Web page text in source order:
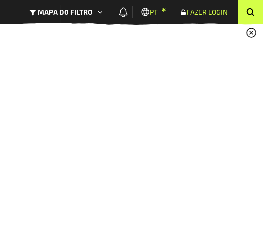
MAPA DO FILTRO PT FAZER LOGIN